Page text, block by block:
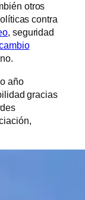
otros
contra
, seguridad
año
gracias